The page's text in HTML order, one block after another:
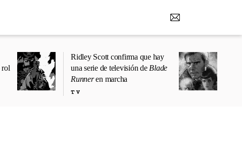
rol
Ridley Scott confirma que hay
una serie de televisión de Blade
Runneren marcha
TV